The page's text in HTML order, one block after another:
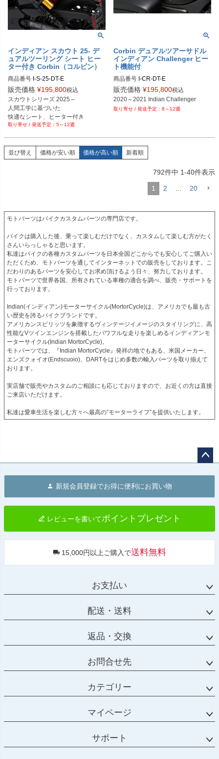
インディアン スカウト 25- デ
ュアルツーリング シート ヒー
ター付き Corbin（コルビン）
商品番号 I-S-25-DT-E
販売価格 ¥195,800税込
スカウトシリーズ 2025～
人間工学に基づいた
快適なシート、ヒーター付き
カラー、ステッチ変更可能
5～12週
Corbin デュアルツアーサドル
インディアン Challenger ヒー
ト機能付
商品番号 I-CR-DT-E
販売価格 ¥195,800税込
2020～2021 Indian Challenger
8～12週
並び替え 価格が安い順 価格が高い順 新着順
792件中 1-40件表示
1 2 20
モトパーツはバイクカスタムパーツの専門店です。
バイクは購入した後、乗って楽しむだけでなく、カスタムして楽しむ方がたく
さんいらっしゃると思います。
私達はバイクの各種カスタムパーツを日本全国どこからでも安心してご購入い
ただくため、モトパーツを通してインターネットでの販売をしております。こ
だわりのあるパーツを安心してお求め頂けるよう日々、努力しております。
モトパーツで世界各国、所有されている車種の適合を調べ、販売・サポートを
行っております。
Indian(インディアン)モーターサイクル(MortorCycle)は、アメリカでも最も古
い歴史を誇るバイクブランドです。
アメリカンスピリッツを象徴するヴィンテージイメージのスタイリングに、高
性能なVツインエンジンを搭載したパワフルな走りを楽しめるインディアンモ
ーターサイクル(Indian MortorCycle)。
モトパーツでは、『Indian MortorCycle』発祥の地でもある、米国メーカー、
エンズクォイオ(Endscuoio)、DARTをはじめ多数の輸入パーツを取り揃えて
おります。
実店舗で販売やカスタムのご相談にも応じておりますので、お近くの方は直接
ご来店いただけます。
私達は愛車生活を楽しむ方々へ最高の”モーターライフ”を提供いたします。
へ
新規会員登録でお得に便利にお買い物
レビューを書いてポイントプレゼント
15,000円以上ご購入で送料無料
お支払い
配送・送料
返品・交換
お問合せ先
カテゴリー
マイページ
サポート